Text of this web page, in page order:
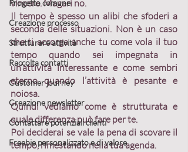
Progetto comune
Creazione processo
Strutturare attività
Raccolta contatti
Customer journey
Creazione newsletter
Contattare potenziali clienti
Freebie personalizzato e di valore
vincere. Magari no.
Il tempo è spesso un alibi che sfoderi a
seconda delle situazioni. Non è un caso
che ti accorga anche tu come vola il tuo
tempo quando sei impegnata in
un’attività interessante e come sembri
eterno quando l’attività è pesante e
noiosa.
Quindi vediamo come è strutturata e
quale differenza può fare per te.
Poi deciderai se vale la pena di scovare il
tempo, rimestando nella tua agenda.